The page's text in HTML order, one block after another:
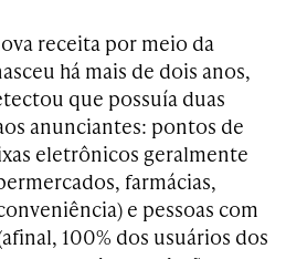
receita por meio da
há mais de dois anos,
que possuía duas
anunciantes: pontos de
eletrônicos geralmente
farmácias,
e pessoas com
100% dos usuários dos